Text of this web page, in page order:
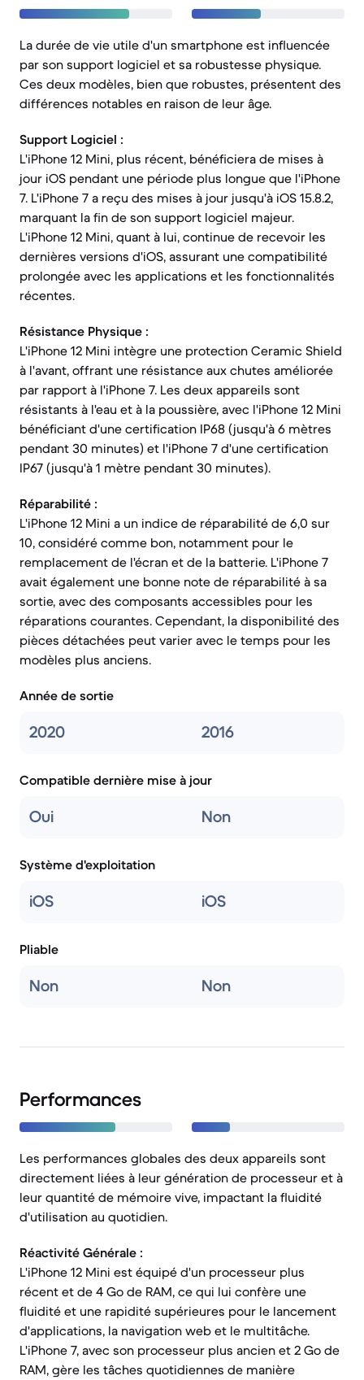
La durée de vie utile d'un smartphone est influencée
par son support logiciel et sa robustesse physique.
Ces deux modèles, bien que robustes, présentent des
différences notables en raison de leur âge.
Support Logiciel :
L'iPhone 12 Mini, plus récent, bénéficiera de mises à
jour iOS pendant une période plus longue que l'iPhone
7. L'iPhone 7 a reçu des mises à jour jusqu'à iOS 15.8.2,
marquant la fin de son support logiciel majeur.
L'iPhone 12 Mini, quant à lui, continue de recevoir les
dernières versions d'iOS, assurant une compatibilité
prolongée avec les applications et les fonctionnalités
récentes.
Résistance Physique :
L'iPhone 12 Mini intègre une protection Ceramic Shield
à l'avant, offrant une résistance aux chutes améliorée
par rapport à l'iPhone 7. Les deux appareils sont
résistants à l'eau et à la poussière, avec l'iPhone 12 Mini
bénéficiant d'une certification IP68 (jusqu'à 6 mètres
pendant 30 minutes) et l'iPhone 7 d'une certification
IP67 (jusqu'à 1 mètre pendant 30 minutes).
Réparabilité :
L'iPhone 12 Mini a un indice de réparabilité de 6,0 sur
10, considéré comme bon, notamment pour le
remplacement de l'écran et de la batterie. L'iPhone 7
avait également une bonne note de réparabilité à sa
sortie, avec des composants accessibles pour les
réparations courantes. Cependant, la disponibilité des
pièces détachées peut varier avec le temps pour les
modèles plus anciens.
Année de sortie
2020 2016
Compatible dernière mise à jour
Oui Non
Système d'exploitation
iOS iOS
Pliable
Non Non
Performances
Les performances globales des deux appareils sont
directement liées à leur génération de processeur et à
leur quantité de mémoire vive, impactant la fluidité
d'utilisation au quotidien.
Réactivité Générale :
L'iPhone 12 Mini est équipé d'un processeur plus
récent et de 4 Go de RAM, ce qui lui confère une
fluidité et une rapidité supérieures pour le lancement
d'applications, la navigation web et le multitâche.
L'iPhone 7, avec son processeur plus ancien et 2 Go de
RAM, gère les tâches quotidiennes de manière